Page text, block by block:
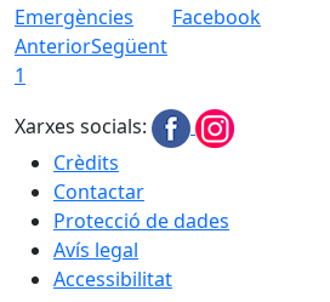
Emergències Facebook
AnteriorSegüent
1
Xarxes socials:
Crèdits
Contactar
Protecció de dades
Avís legal
Accessibilitat